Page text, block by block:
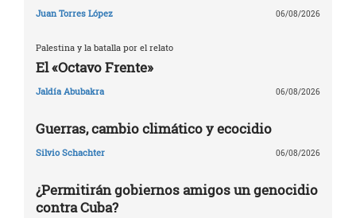
Juan Torres López 06/08/2026
Palestina y la batalla por el relato
El «Octavo Frente»
Jaldía Abubakra 06/08/2026
Guerras, cambio climático y ecocidio
Silvio Schachter 06/08/2026
¿Permitirán gobiernos amigos un genocidio
contra Cuba?